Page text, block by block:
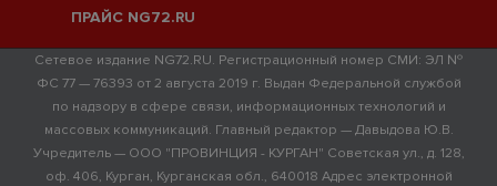
ПРАЙС NG72.RU
Сетевое издание NG72.RU. Регистрационный номер СМИ: ЭЛ №
ФС 77 — 76393 от 2 августа 2019 г. Выдан Федеральной службой
по надзору в сфере связи, информационных технологий и
массовых коммуникаций. Главный редактор — Давыдова Ю.В.
Учредитель — ООО "ПРОВИНЦИЯ - КУРГАН" Советская ул., д. 128,
оф. 406, Курган, Курганская обл., 640018 Адрес электронной